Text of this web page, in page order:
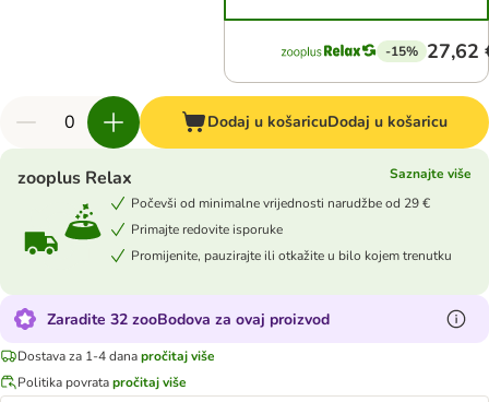
-15% 27,62
Dodaj u košaricuDodaj u košaricu
zooplus Relax
Saznajte više
Počevši od minimalne vrijednosti narudžbe od 29 €
Primajte redovite isporuke
Promijenite, pauzirajte ili otkažite u bilo kojem trenutku
Zaradite 32 zooBodova za ovaj proizvod
Dostava za 1-4 danapročitaj više
Politika povratapročitaj više